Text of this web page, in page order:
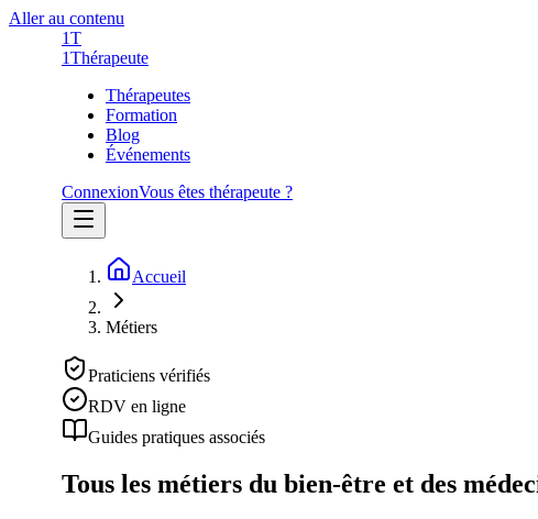
Aller au contenu
1T
1Thérapeute
Thérapeutes
Formation
Blog
Événements
ConnexionVous êtes thérapeute ?
Accueil
Métiers
Praticiens vérifiés
RDV en ligne
Guides pratiques associés
Tous les métiers du bien-être et des